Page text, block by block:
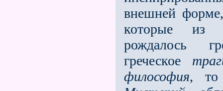
внешней
которые из
рождалось
греческое
философия, то